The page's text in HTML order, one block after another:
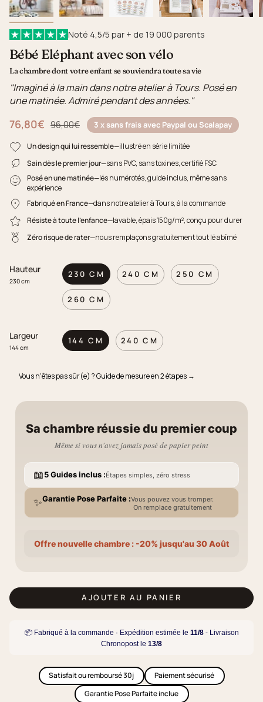
Noté 4,5/5 par + de 19 000 parents
Bébé Eléphant avec son vélo
La chambre dont votre enfant se souviendra toute sa vie
"Imaginé à la main dans notre atelier à Tours. Posé en
une matinée. Admiré pendant des années."
76,80€
Prix régulier96,00€ 3 x sans frais avec Paypal ou Scalapay
Un design qui lui ressemble—illustré en série limitée
Sain dès le premier jour—sans PVC, sans toxines, certifié FSC
Posé en une matinée—lés numérotés, guide inclus, même sans
expérience
Fabriqué en France—dans notre atelier à Tours, à la commande
Résiste à toute l'enfance—lavable, épais 150g/m², conçu pour durer
Zéro risque de rater—nous remplaçons gratuitement tout lé abîmé
Hauteur
230 cm
230 CM 240 CM 250 CM
260 CM
Largeur
144 cm
144 CM 240 CM
Vous n'êtes pas sûr(e) ? Guide de mesure en 2 étapes →
Sa chambre réussie du premier coup
Même si vous n'avez jamais posé de papier peint
📖5 Guides inclus :Étapes simples, zéro stress
✨Garantie Pose Parfaite :Vous pouvez vous tromper.
On remplace gratuitement
Offre nouvelle chambre : -20% jusqu'au 30 Août
AJOUTER AU PANIER
📦 Fabriqué à la commande · Expédition estimée le 11/8- Livraison
Chronopost le 13/8
Satisfait ou remboursé 30j
Paiement sécurisé
Garantie Pose Parfaite inclue